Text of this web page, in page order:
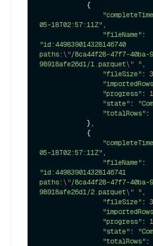
05-18T02:57:11Z" ,
"fileName"
"id:449839014328146740
paths: \"/8ca44f28-47f7-40ba-
98918afe26d1/1.parquet\" " ,
"fileSize" :
"progress" :
"state" :
"totalRows" :
05-18T02:57:11Z" ,
"fileName"
"id:449839014328146741
paths: \"/8ca44f28-47f7-40ba-
98918afe26d1/2.parquet\" " ,
"fileSize" :
"progress" :
"state" :
"totalRows" :